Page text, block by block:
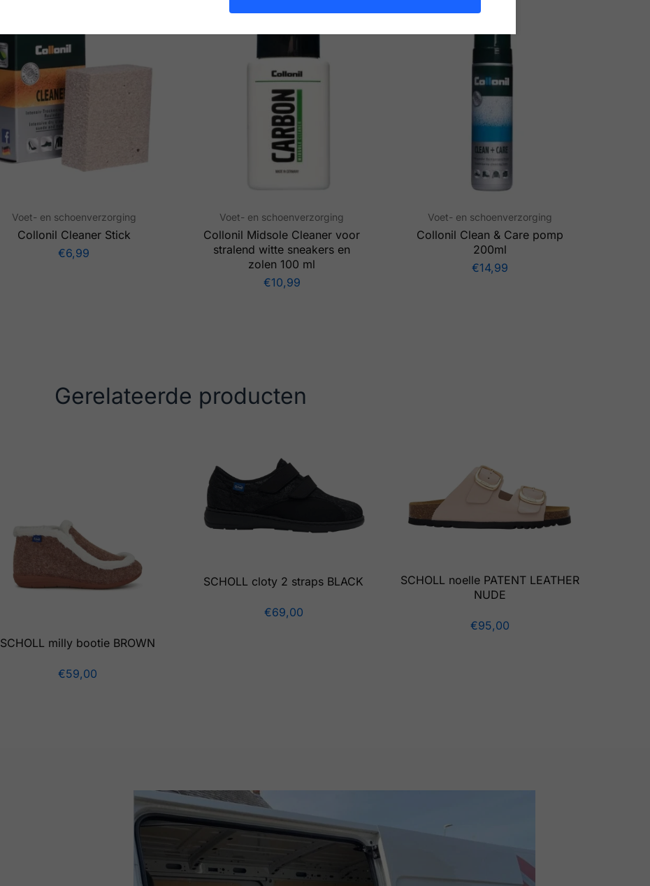
Voet- en schoenverzorging
Collonil Cleaner Stick
€6,99
Voet- en schoenverzorging
Collonil Midsole Cleaner voor
stralend witte sneakers en
zolen 100 ml
€10,99
Voet- en schoenverzorging
Collonil Clean & Care pomp
200ml
€14,99
Gerelateerde producten
SCHOLL milly bootie BROWN
€59,00
SCHOLL cloty 2 straps BLACK
€69,00
SCHOLL noelle PATENT LEATHER
NUDE
€95,00